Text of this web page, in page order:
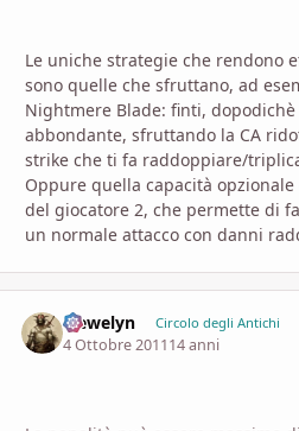
Le uniche strategie che rendono
sono quelle che sfruttano, ad
Nightmere Blade: finti,
abbondante, sfruttando la CA
strike che ti fa raddoppiare/
Oppure quella capacità
del giocatore 2, che permette di
un normale attacco con danni
Llewelyn Circolo degli Antichi
4 Ottobre 201114 anni